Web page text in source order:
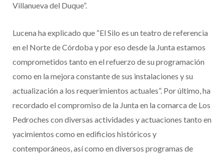
Villanueva del Duque”.
Lucena ha explicado que “El Silo es un teatro de referencia
en el Norte de Córdoba y por eso desde la Junta estamos
comprometidos tanto en el refuerzo de su programación
como en la mejora constante de sus instalaciones y su
actualización a los requerimientos actuales”. Por último, ha
recordado el compromiso de la Junta en la comarca de Los
Pedroches con diversas actividades y actuaciones tanto en
yacimientos como en edificios históricos y
contemporáneos, así como en diversos programas de